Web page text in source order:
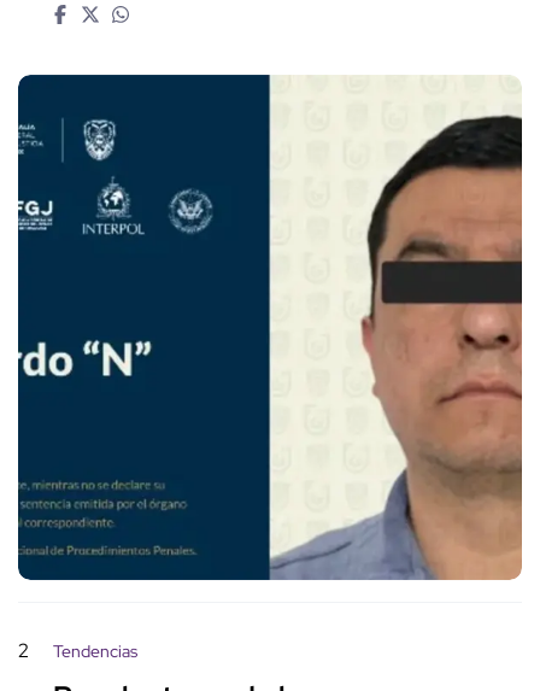
2 Tendencias